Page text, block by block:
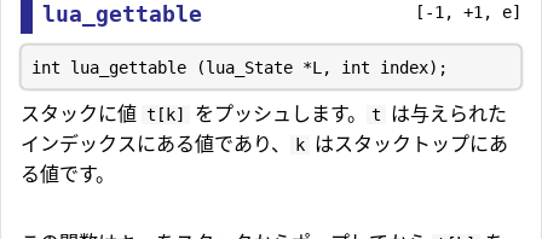
lua_gettable [-1, +1, e]
スタックに値 t[k] をプッシュします。 t
は与えられた
インデックスにある値であり、
k はスタックトップにあ
る値です。